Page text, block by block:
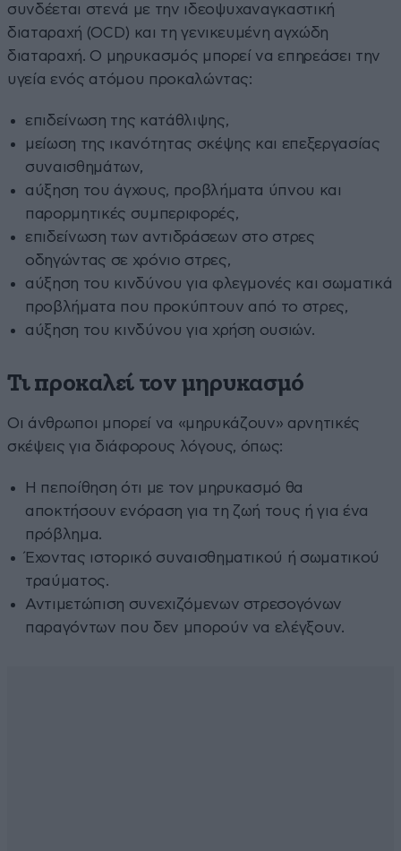
συνδέεται στενά με την ιδεοψυχαναγκαστική
διαταραχή (OCD) και τη γενικευμένη αγχώδη
διαταραχή. Ο μηρυκασμός μπορεί να επηρεάσει την
υγεία ενός ατόμου προκαλώντας:
επιδείνωση της κατάθλιψης,
μείωση της ικανότητας σκέψης και επεξεργασίας
συναισθημάτων,
αύξηση του άγχους, προβλήματα ύπνου και
παρορμητικές συμπεριφορές,
επιδείνωση των αντιδράσεων στο στρες
οδηγώντας σε χρόνιο στρες,
αύξηση του κινδύνου για φλεγμονές και σωματικά
προβλήματα που προκύπτουν από το στρες,
αύξηση του κινδύνου για χρήση ουσιών.
Τι προκαλεί τον μηρυκασμό
Οι άνθρωποι μπορεί να «μηρυκάζουν» αρνητικές
σκέψεις για διάφορους λόγους, όπως:
Η πεποίθηση ότι με τον μηρυκασμό θα
αποκτήσουν ενόραση για τη ζωή τους ή για ένα
πρόβλημα.
Έχοντας ιστορικό συναισθηματικού ή σωματικού
τραύματος.
Αντιμετώπιση συνεχιζόμενων στρεσογόνων
παραγόντων που δεν μπορούν να ελέγξουν.